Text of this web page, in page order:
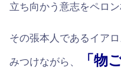
立ち向かう意志をペロ
その張本人であるイア
みつけながら、
「物